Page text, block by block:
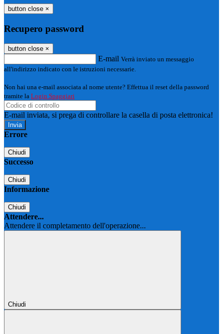
button close ×
Recupero password
button close ×
E-mail Verrà inviato un messaggio
all'indirizzo indicato con le istruzioni necessarie.
Non hai una e-mail associata al nome utente? Effettua il reset della password
tramite la Login Spaggiari
E-mail inviata, si prega di controllare la casella di posta elettronica!
Errore
Chiudi
Successo
Chiudi
Informazione
Chiudi
Attendere...
Attendere il completamento dell'operazione...
Chiudi